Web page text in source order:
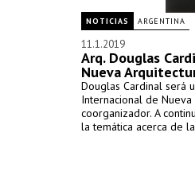
NOTICIAS ARGENTINA
11.1.2019
Arq. Douglas
Nueva
Douglas Cardinal será
Internacional de Nueva
coorganizador. A
la temática acerca de